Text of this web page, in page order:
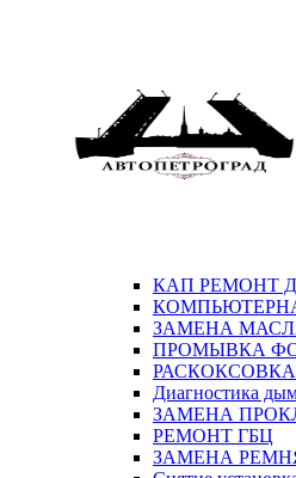
КАП РЕМОНТ
ЗАМЕНА
ПРОМЫВКА
Диагностика
ЗАМЕНА
РЕМОНТ ГБЦ
ЗАМЕНА